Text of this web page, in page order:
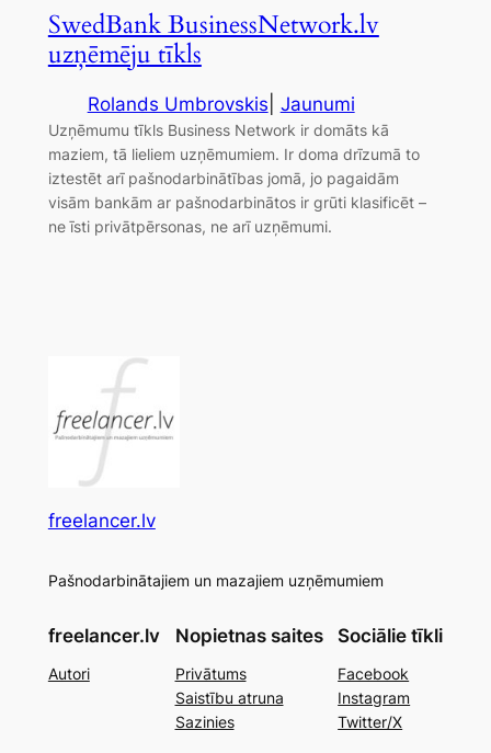
SwedBank BusinessNetwork.lv
uzņēmēju tīkls
Rolands Umbrovskis Jaunumi
Uzņēmumu tīkls Business Network ir domāts kā
maziem, tā lieliem uzņēmumiem. Ir doma drīzumā to
iztestēt arī pašnodarbinātības jomā, jo pagaidām
visām bankām ar pašnodarbinātos ir grūti klasificēt –
ne īsti privātpērsonas, ne arī uzņēmumi.
freelancer.lv
Pašnodarbinātajiem un mazajiem uzņēmumiem
freelancer.lv
Autori
Nopietnas saites
Privātums
Saistību atruna
Sazinies
Sociālie tīkli
Facebook
Instagram
Twitter/X